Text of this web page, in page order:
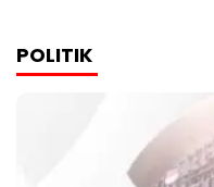
POLITIK